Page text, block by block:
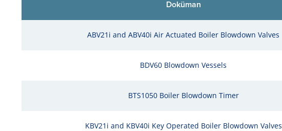
Doküman
ABV21i and ABV40i Air Actuated Boiler Blowdown Valves
BDV60 Blowdown Vessels
BTS1050 Boiler Blowdown Timer
KBV21i and KBV40i Key Operated Boiler Blowdown Valves